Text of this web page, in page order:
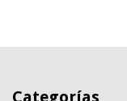
Categorías